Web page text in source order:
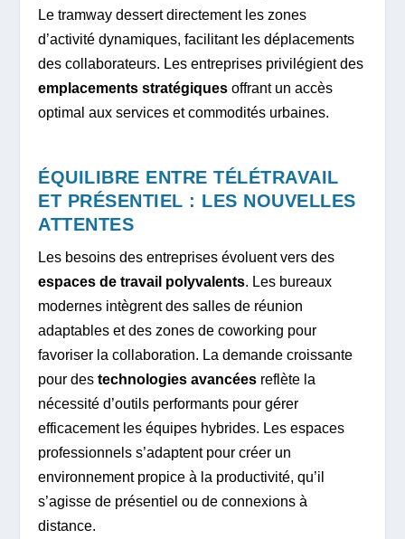
Le tramway dessert directement les zones
d’activité dynamiques, facilitant les déplacements
des collaborateurs. Les entreprises privilégient des
emplacements stratégiques offrant un accès
optimal aux services et commodités urbaines.
ÉQUILIBRE ENTRE TÉLÉTRAVAIL
ET PRÉSENTIEL : LES NOUVELLES
ATTENTES
Les besoins des entreprises évoluent vers des
espaces de travail polyvalents. Les bureaux
modernes intègrent des salles de réunion
adaptables et des zones de coworking pour
favoriser la collaboration. La demande croissante
pour destechnologies avancées reflète la
nécessité d’outils performants pour gérer
efficacement les équipes hybrides. Les espaces
professionnels s’adaptent pour créer un
environnement propice à la productivité, qu’il
s’agisse de présentiel ou de connexions à
distance.